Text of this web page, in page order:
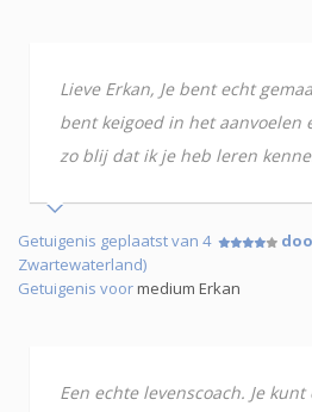
Lieve Erkan, Je bent echt
bent keigoed in het aanvoelen
zo blij dat ik je heb leren
Getuigenis geplaatst van 4
Zwartewaterland)
Getuigenis voormedium Erkan
Een echte levenscoach. Je